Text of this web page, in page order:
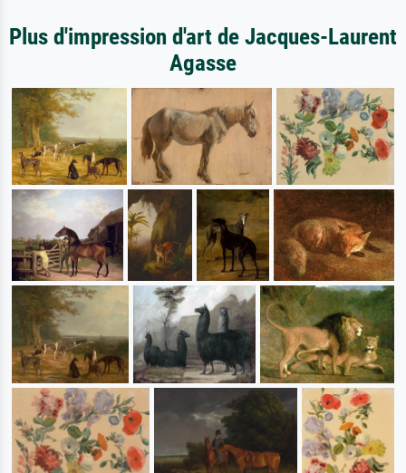
Plus d'impression d'art de Jacques-Laurent
Agasse